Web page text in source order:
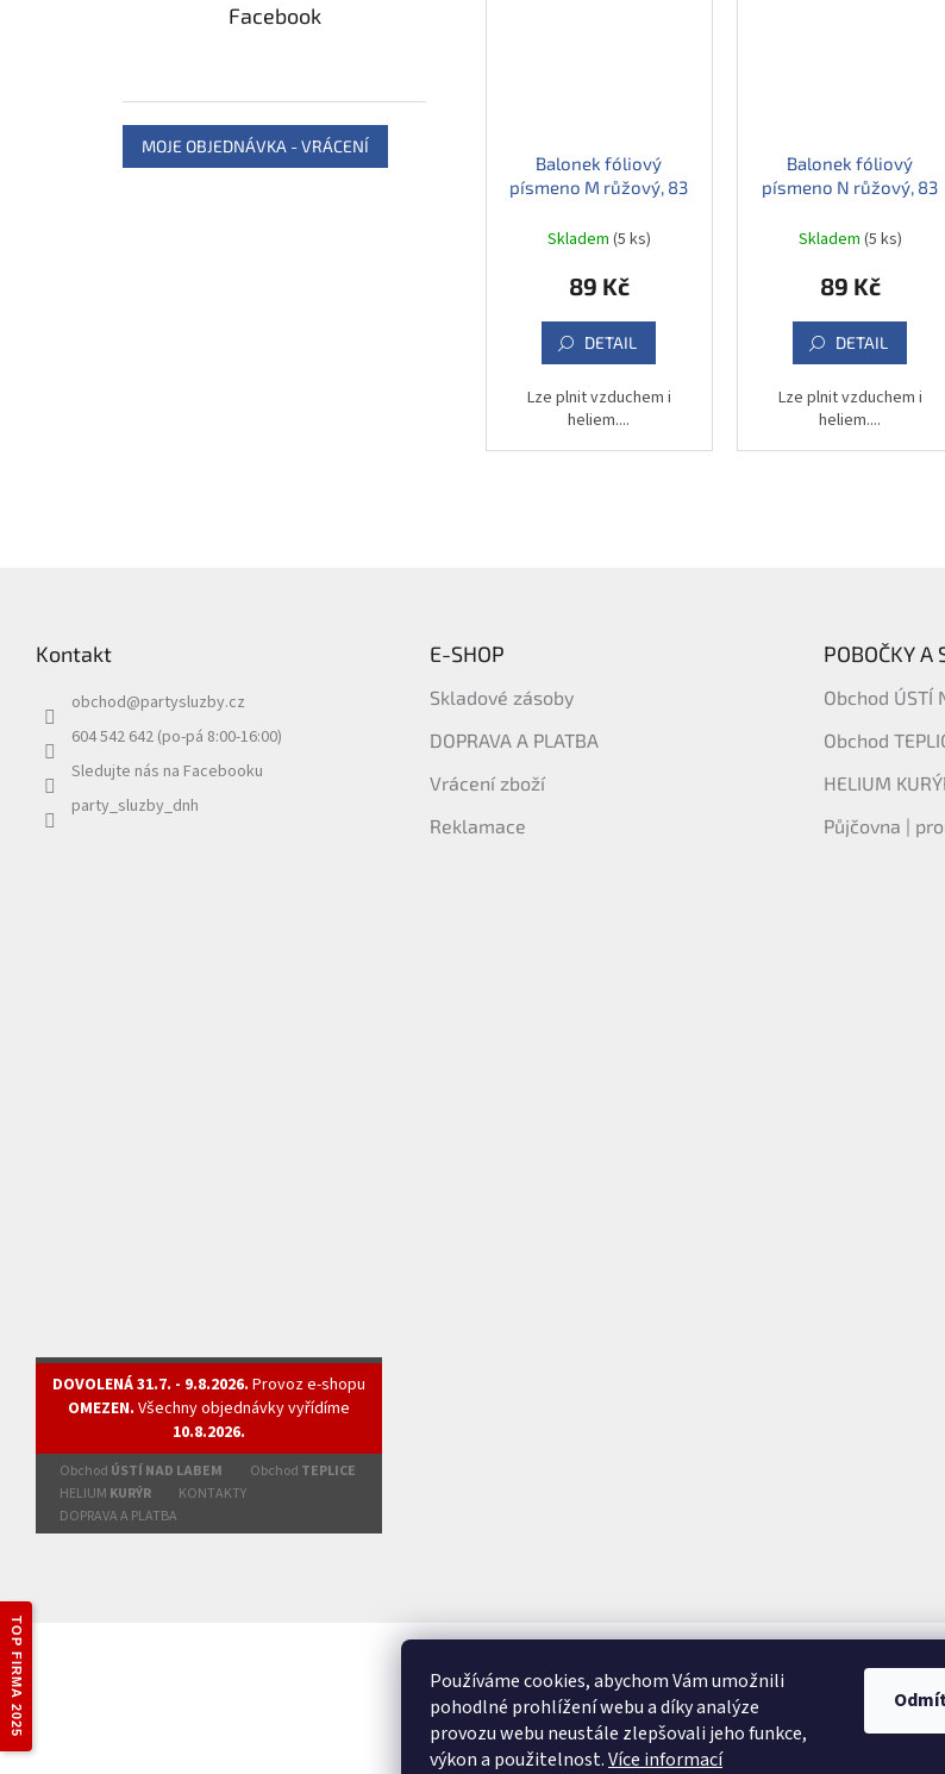
Používáme cookies, abychom Vám umožnili
pohodlné prohlížení webu a díky analýze
provozu webu neustále zlepšovali jeho funkce,
výkon a použitelnost.Více informací
Facebook
MOJE OBJEDNÁVKA - VRÁCENÍ
Balonek fóliový
písmeno M růžový, 83
Skladem (5 ks)
89 Kč
DETAIL
Lze plnit vzduchem i
heliem....
Balonek fóliový
písmeno N růžový, 83
Skladem (5 ks)
89 Kč
DETAIL
Lze plnit vzduchem i
heliem....
Kontakt
obchod@partysluzby.cz
604 542 642 (po-pá 8:00-16:00)
Sledujte nás na Facebooku
party_sluzby_dnh
E-SHOP
Skladové zásoby
DOPRAVA A PLATBA
Vrácení zboží
Reklamace
POBOČKY A
Obchod ÚSTÍ
Obchod
HELIUM
Půjčovna |
DOVOLENÁ 31.7. - 9.8.2026. Provoz e-shopu
OMEZEN. Všechny objednávky vyřídíme
10.8.2026.
Obchod ÚSTÍ NAD LABEM Obchod TEPLICE
HELIUM KURÝR
KONTAKTY
DOPRAVA A PLATBA
TOP FIRMA 2025